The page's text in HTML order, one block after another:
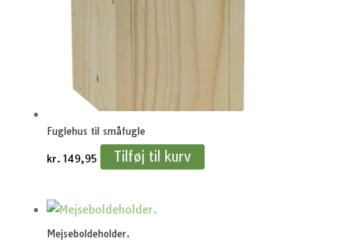
Fuglehus til småfugle
kr. 149,95 Tilføj til kurv
Mejseboldeholder.